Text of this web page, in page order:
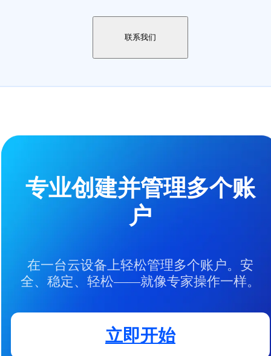
联系我们
专业创建并管理多个账
户
在一台云设备上轻松管理多个账户。安
全、稳定、轻松——就像专家操作一样。
立即开始